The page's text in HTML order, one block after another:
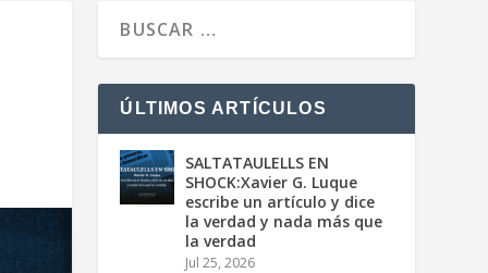
ÚLTIMOS ARTÍCULOS
SALTATAULELLS EN
SHOCK:Xavier G. Luque
escribe un artículo y dice
la verdad y nada más que
la verdad
Jul 25, 2026